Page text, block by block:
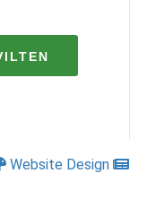
Website Design